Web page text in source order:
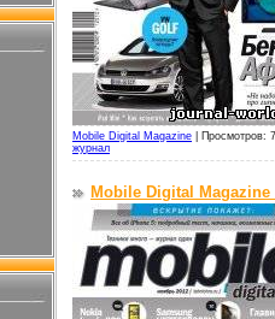
Mobile Digital Magazine
Просмотров:
журнал
Mobile Digital